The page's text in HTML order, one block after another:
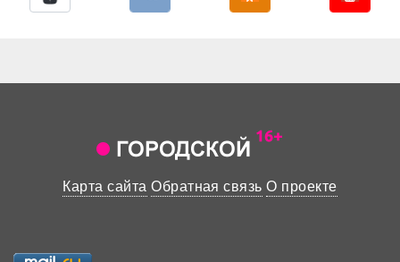
Карта сайта Обратная связь О проекте